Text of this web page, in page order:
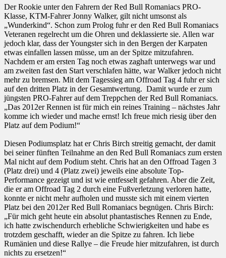
Der Rookie unter den Fahrern der Red Bull Romaniacs PRO-
Klasse, KTM-Fahrer Jonny Walker, gilt nicht umsonst als
„Wunderkind“. Schon zum Prolog fuhr er den Red Bull Romaniacs
Veteranen regelrecht um die Ohren und deklassierte sie. Allen war
jedoch klar, dass der Youngster sich in den Bergen der Karpaten
etwas einfallen lassen müsse, um an der Spitze mitzufahren.
Nachdem er am ersten Tag noch etwas zaghaft unterwegs war und
am zweiten fast den Start verschlafen hätte, war Walker jedoch nicht
mehr zu bremsen. Mit dem Tagessieg am Offroad Tag 4 fuhr er sich
auf den dritten Platz in der Gesamtwertung. Damit wurde er zum
jüngsten PRO-Fahrer auf dem Treppchen der Red Bull Romaniacs.
„Das 2012er Rennen ist für mich ein reines Training – nächstes Jahr
komme ich wieder und mache ernst! Ich freue mich riesig über den
Platz auf dem Podium!“
Diesen Podiumsplatz hat er Chris Birch streitig gemacht, der damit
bei seiner fünften Teilnahme an den Red Bull Romaniacs zum ersten
Mal nicht auf dem Podium steht. Chris hat an den Offroad Tagen 3
(Platz drei) und 4 (Platz zwei) jeweils eine absolute Top-
Performance gezeigt und ist wie entfesselt gefahren. Aber die Zeit,
die er am Offroad Tag 2 durch eine Fußverletzung verloren hatte,
konnte er nicht mehr aufholen und musste sich mit einem vierten
Platz bei den 2012er Red Bull Romaniacs begnügen. Chris Birch:
„Für mich geht heute ein absolut phantastisches Rennen zu Ende,
ich hatte zwischendurch erhebliche Schwierigkeiten und habe es
trotzdem geschafft, wieder an die Spitze zu fahren. Ich liebe
Rumänien und diese Rallye – die Freude hier mitzufahren, ist durch
nichts zu ersetzen!“